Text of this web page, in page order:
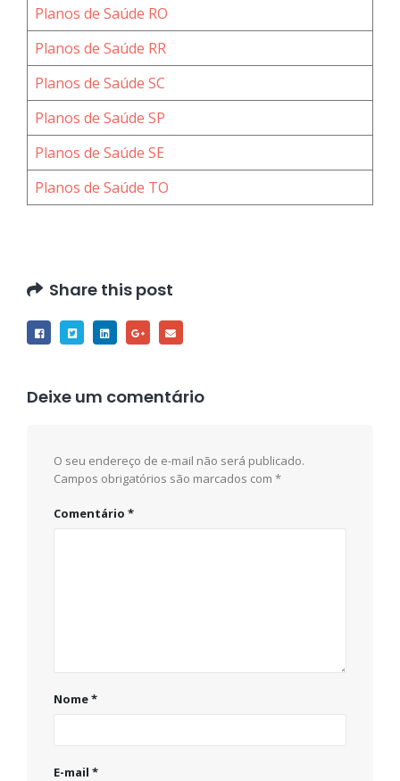
Planos de Saúde RO
Planos de Saúde RR
Planos de Saúde SC
Planos de Saúde SP
Planos de Saúde SE
Planos de Saúde TO
Share this post
Deixe um comentário
O seu endereço de e-mail não será publicado.
Campos obrigatórios são marcados com *
Comentário *
Nome*
E-mail *